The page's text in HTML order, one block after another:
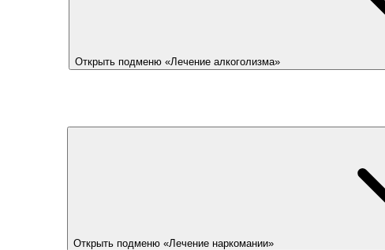
Открыть подменю «Лечение алкоголизма»
Открыть подменю «Лечение наркомании»